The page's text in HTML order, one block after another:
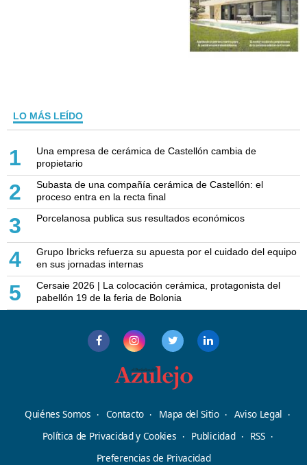
LO MÁS LEÍDO
1
Una empresa de cerámica de Castellón cambia de
propietario
2
Subasta de una compañía cerámica de Castellón: el
proceso entra en la recta final
3 Porcelanosa publica sus resultados económicos
4
Grupo Ibricks refuerza su apuesta por el cuidado del equipo
en sus jornadas internas
5
Cersaie 2026 | La colocación cerámica, protagonista del
pabellón 19 de la feria de Bolonia
Quiénes Somos Contacto Mapa del Sitio
Aviso Legal
Política de Privacidad y Cookies
Publicidad
RSS
Preferencias de Privacidad